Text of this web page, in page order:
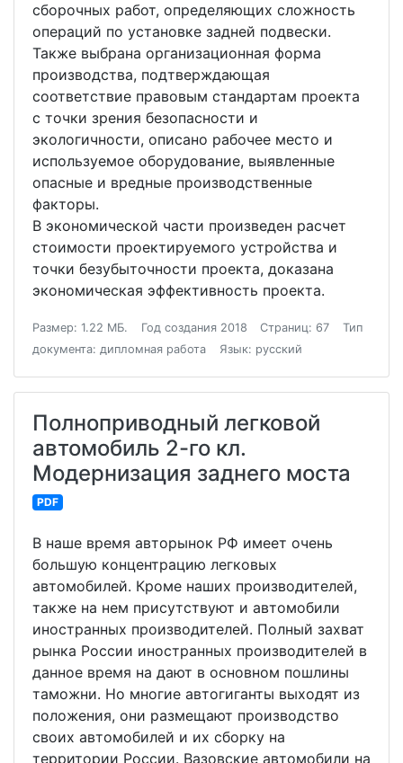
сборочных работ, определяющих сложность
операций по установке задней подвески.
Также выбрана организационная форма
производства, подтверждающая
соответствие правовым стандартам проекта
с точки зрения безопасности и
экологичности, описано рабочее место и
используемое оборудование, выявленные
опасные и вредные производственные
факторы.
В экономической части произведен расчет
стоимости проектируемого устройства и
точки безубыточности проекта, доказана
экономическая эффективность проекта.
Размер: 1.22 МБ. Год создания 2018 Страниц: 67
Тип
документа: дипломная работа
Язык: русский
Полноприводный легковой
автомобиль 2-го кл.
Модернизация заднего моста
PDF
В наше время авторынок РФ имеет очень
большую концентрацию легковых
автомобилей. Кроме наших производителей,
также на нем присутствуют и автомобили
иностранных производителей. Полный захват
рынка России иностранных производителей в
данное время на дают в основном пошлины
таможни. Но многие автогиганты выходят из
положения, они размещают производство
своих автомобилей и их сборку на
территории России. Вазовские автомобили на